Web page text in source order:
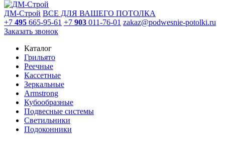
ДМ-Строй ВСЕ ДЛЯ ВАШЕГО ПОТОЛКА
+7 495 665-95-61 +7 903 011-76-01 zakaz@podwesnie-potolki.ru
Заказать звонок
Каталог
Грильято
Реечные
Кассетные
Зеркальные
Armstrong
Кубообразные
Подвесные системы
Светильники
Подоконники